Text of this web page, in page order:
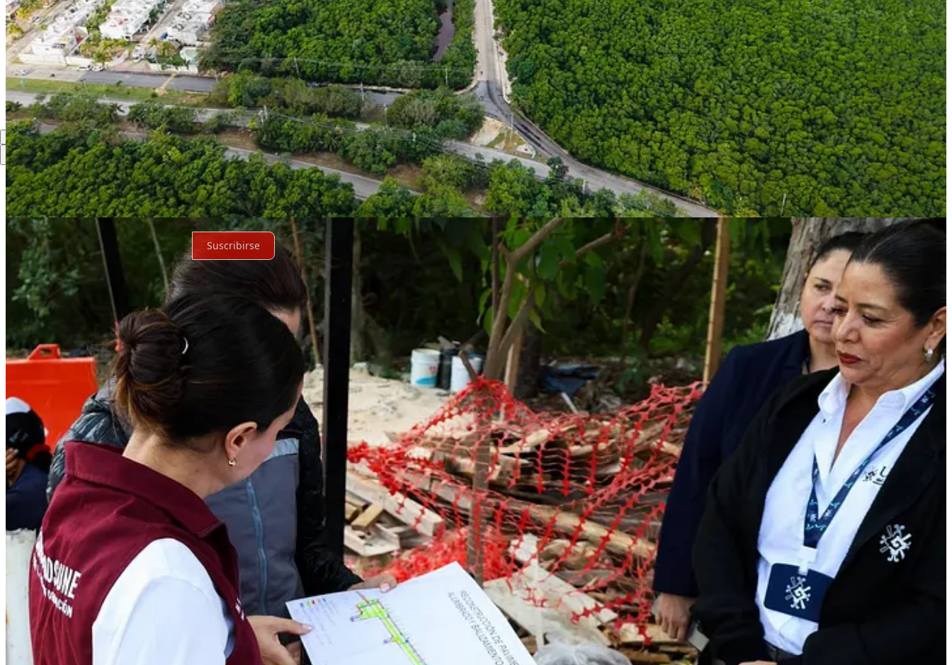
Compartir
Discusión sobre este post
Comentarios Restacks
Lo mejor de Último Debates
Sin posts
Por supuesto, sigue adelante.
Suscribirse
© 2026 Expediente Quintana Roo ·Privacidad Aviso de recolección
Crea tu Substack
Descargar la app
Substackes el hogar de la gran cultura